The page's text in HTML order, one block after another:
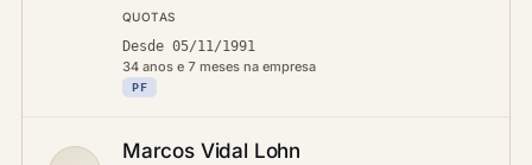
QUOTAS
Desde 05/11/1991
34 anos e 7 meses na empresa
PF
Marcos Vidal Lohn